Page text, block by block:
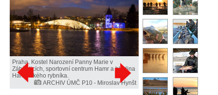
Praha. Kostel Narození Panny Marie v
Záběhlicích, sportovní centrum Hamr a hladina
Hamerského rybníka.
ARCHIV ÚMČ P10 - Miroslav Hynšt